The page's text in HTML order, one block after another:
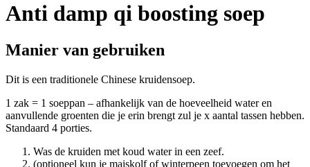
Anti damp qi boosting soep
Manier van gebruiken
Dit is een traditionele Chinese kruidensoep.
1 zak = 1 soeppan – afhankelijk van de hoeveelheid water en
aanvullende groenten die je erin brengt zul je x aantal tassen hebben.
Standaard 4 porties.
Was de kruiden met koud water in een zeef.
(optioneel kun je maiskolf of winterpeen toevoegen om het